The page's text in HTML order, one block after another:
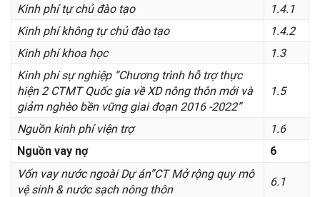
Kinh phí tự chủ đào tạo
1.4.1
Kinh phí không tự chủ đào tạo
1.4.2
Kinh phí khoa học
1.3
Kinh phí sự nghiệp “Chương trình hỗ trợ thực
hiện 2 CTMT Quốc gia về XD nông thôn mới và
giảm nghèo bền vững giai đoạn 2016 -2022”
1.5
Nguồn kinh phí viện trợ 1.6
Nguồn vay nợ 6
Vốn vay nước ngoài Dự án”CT Mở rộng quy mô
vệ sinh & nước sạch nông thôn
6.1